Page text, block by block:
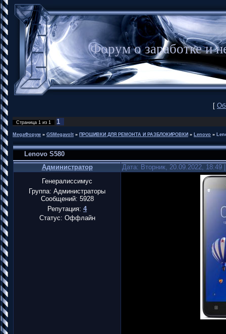
Форум о заработке
[
Страница 1 из 1 1
MegaФорум » GSMegavolt » ПРОШИВКИ ДЛЯ РЕМОНТА И РАЗБЛОКИРОВКИ » Lenovo »
Lenovo S580
Администратор
Дата: Вторник, 20.09.2022,
Генералиссимус
Группа: Администраторы
Сообщений: 5928
Репутация: 4
Статус: Оффлайн